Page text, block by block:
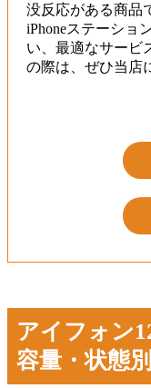
没反応がある商品
iPhoneステーショ
い、最適なサービ
の際は、ぜひ当店
アイフォン
容量・状態